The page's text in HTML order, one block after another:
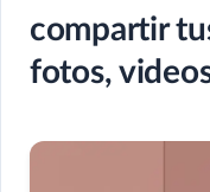
compartir
fotos,